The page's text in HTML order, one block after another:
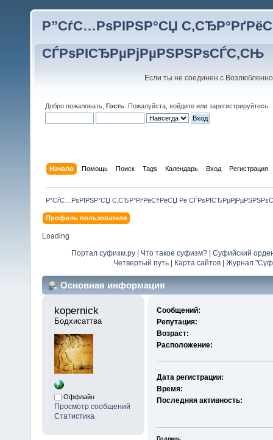
Р”СѓС…РѕРІРЅР°СЏ
СЃРѕРІСЂРµРјРµРЅРЅРѕСЃС‚СЊ
Если ты не соединен с
Добро пожаловать, Гость . Пожалуйста, войдите или зарегистрируйтесь
Начало Помощь Поиск Tags Календарь Вход Регистрация
Р”СѓС…РѕРІРЅР°СЏ С‚СЂР°РґРёС†РёСЏ Рё
Профиль пользователя
Loading
Портал суфизм.ру Что такое суфизм?
Суфийский
Четвертый путь| Карта сайтов| Журнал
Основная информация
kopernick
Бодхисаттва
Оффлайн
Просмотр сообщений
Статистика
Сообщений:
Репутация:
Возраст:
Расположение:
Дата регистрации:
Время:
Последняя активность:
Подпись: